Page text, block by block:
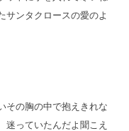
ンタクロースの愛のよ
の胸の中で抱えきれな
っていたんだよ聞こえ